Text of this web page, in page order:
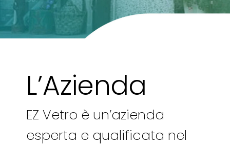
L’Azienda
EZ Vetro è un’azienda
esperta e qualificata nel